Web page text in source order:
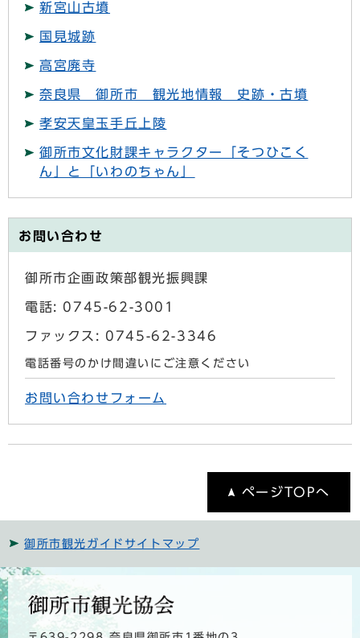
新宮山古墳
国見城跡
高宮廃寺
奈良県 御所市 観光地情報 史跡・古墳
孝安天皇玉手丘上陵
御所市文化財課キャラクター「そつひこく
ん」と「いわのちゃん」
お問い合わせ
御所市企画政策部観光振興課
電話: 0745-62-3001
ファックス: 0745-62-3346
電話番号のかけ間違いにご注意ください
お問い合わせフォーム
ページTOPへ
御所市観光ガイドサイトマップ